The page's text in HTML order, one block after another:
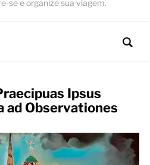
se e organize sua viagem.
Ipsus
Observationes